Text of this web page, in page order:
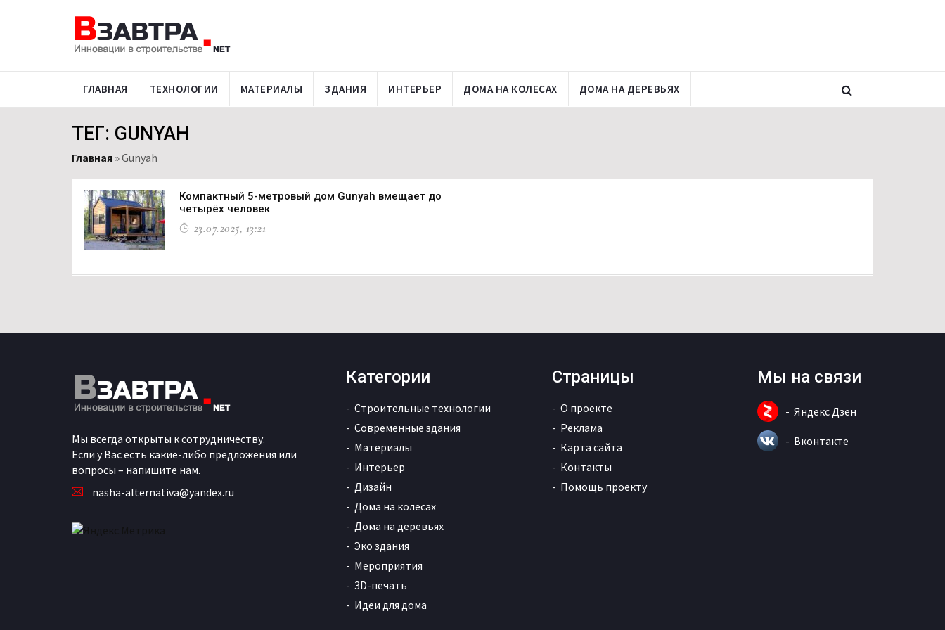
ГЛАВНАЯ ТЕХНОЛОГИИ МАТЕРИАЛЫ ЗДАНИЯ ИНТЕРЬЕР ДОМА НА КОЛЕСАХ ДОМА НА ДЕРЕВЬЯХ
ТЕГ: GUNYAH
Главная »Gunyah
Компактный 5-метровый дом Gunyah вмещает до
четырёх человек
23.07.2025, 13:21
Мы всегда открыты к сотрудничеству.
Если у Вас есть какие-либо предложения или
вопросы – напишите нам.
nasha-alternativa@yandex.ru
Категории
Строительные технологии
Современные здания
Материалы
Интерьер
Дизайн
Дома на колесах
Дома на деревьях
Эко здания
Мероприятия
3D-печать
Идеи для дома
Страницы
О проекте
Реклама
Карта сайта
Контакты
Помощь проекту
Мы на связи
Яндекс Дзен
Вконтакте